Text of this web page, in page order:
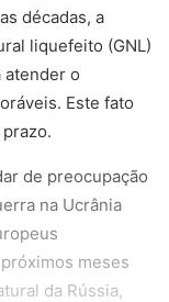
décadas, a
liquefeito (GNL)
atender o
Este fato
de preocupação
na Ucrânia
meses
da Rússia,